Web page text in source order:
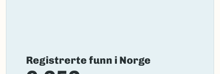
Registrerte funn i Norge